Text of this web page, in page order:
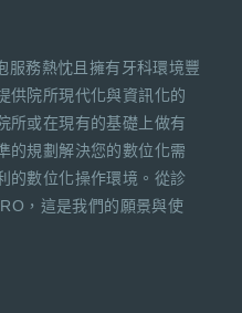
服務熱忱且擁有牙科環境豐
供院所現代化與資訊化的
所或在現有的基礎上做有
的規劃解決您的數位化需
的數位化操作環境。從診
，這是我們的願景與使